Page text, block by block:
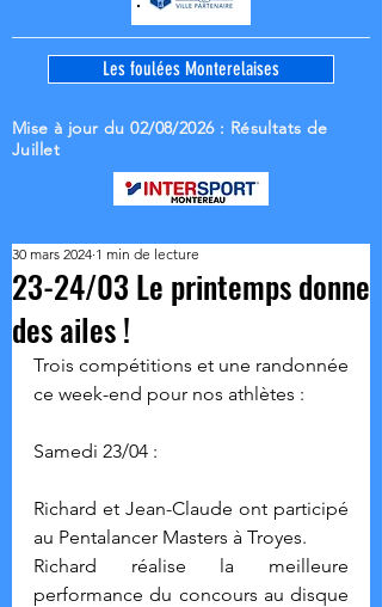
Les foulées Monterelaises
Mise à jour du 02/08/2026: Résultats de
Juillet
23-24/03 Le printemps donne
des ailes !
30 mars 2024 1 min de lecture
Trois compétitions et une randonnée
ce week-end pour nos athlètes :
Samedi 23/04 :
Richard et Jean-Claude ont participé
au Pentalancer Masters à Troyes.
Richard réalise la meilleure
performance du concours au disque